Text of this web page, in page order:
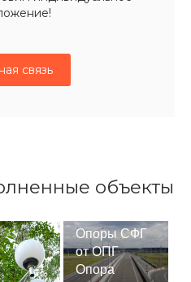
связь
объекты
Опоры СФГ
от ОПГ
Опора